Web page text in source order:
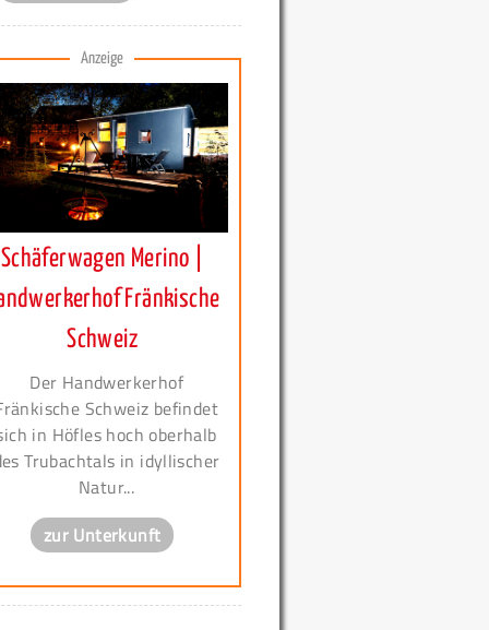
Anzeige
Schäferwagen Merino |
Fränkische
Schweiz
Der Handwerkerhof
Schweiz befindet
in Höfles hoch oberhalb
Trubachtals in idyllischer
Natur...
zur Unterkunft